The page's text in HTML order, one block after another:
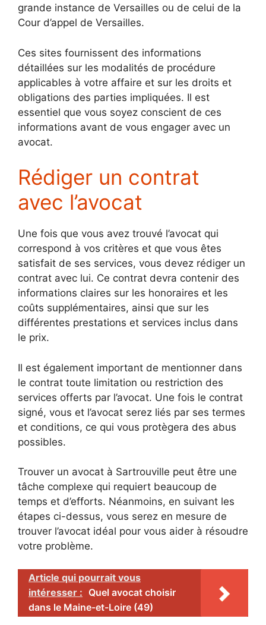
grande instance de Versailles ou de celui de la
Cour d’appel de Versailles.
Ces sites fournissent des informations
détaillées sur les modalités de procédure
applicables à votre affaire et sur les droits et
obligations des parties impliquées. Il est
essentiel que vous soyez conscient de ces
informations avant de vous engager avec un
avocat.
Rédiger un contrat
avec l’avocat
Une fois que vous avez trouvé l’avocat qui
correspond à vos critères et que vous êtes
satisfait de ses services, vous devez rédiger un
contrat avec lui. Ce contrat devra contenir des
informations claires sur les honoraires et les
coûts supplémentaires, ainsi que sur les
différentes prestations et services inclus dans
le prix.
Il est également important de mentionner dans
le contrat toute limitation ou restriction des
services offerts par l’avocat. Une fois le contrat
signé, vous et l’avocat serez liés par ses termes
et conditions, ce qui vous protègera des abus
possibles.
Trouver un avocat à Sartrouville peut être une
tâche complexe qui requiert beaucoup de
temps et d’efforts. Néanmoins, en suivant les
étapes ci-dessus, vous serez en mesure de
trouver l’avocat idéal pour vous aider à résoudre
votre problème.
Article qui pourrait vous
intéresser : Quel avocat choisir
dans le Maine-et-Loire (49)